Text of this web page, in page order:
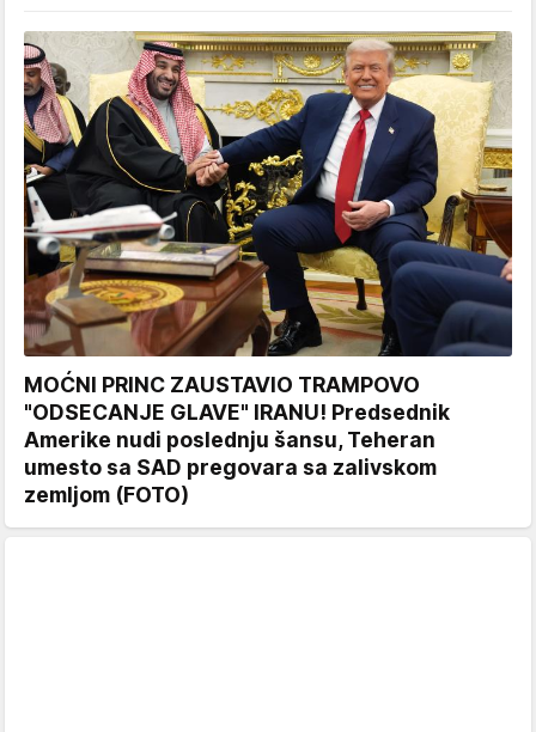
MOĆNI PRINC ZAUSTAVIO TRAMPOVO
"ODSECANJE GLAVE" IRANU! Predsednik
Amerike nudi poslednju šansu, Teheran
umesto sa SAD pregovara sa zalivskom
zemljom (FOTO)